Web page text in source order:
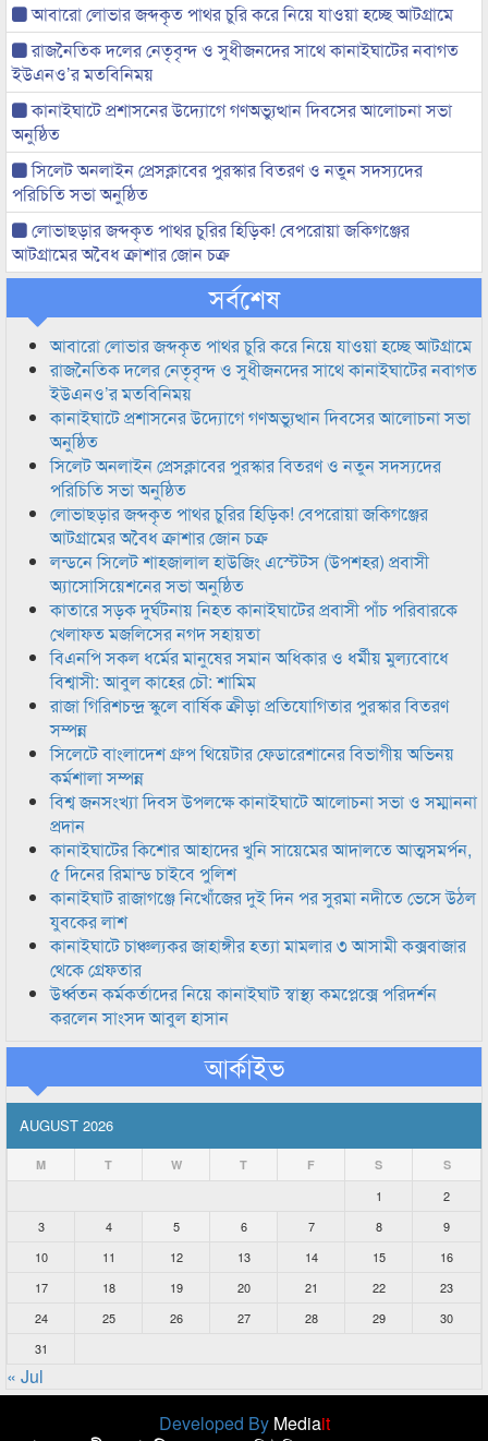
আবারো লোভার জব্দকৃত পাথর চুরি করে নিয়ে যাওয়া হচ্ছে আটগ্রামে
রাজনৈতিক দলের নেতৃবৃন্দ ও সুধীজনদের সাথে কানাইঘাটের নবাগত
ইউএনও’র মতবিনিময়
কানাইঘাটে প্রশাসনের উদ্যোগে গণঅভ্যুত্থান দিবসের আলোচনা সভা
অনুষ্ঠিত
সিলেট অনলাইন প্রেসক্লাবের পুরস্কার বিতরণ ও নতুন সদস্যদের
পরিচিতি সভা অনুষ্ঠিত
লোভাছড়ার জব্দকৃত পাথর চুরির হিড়িক! বেপরোয়া জকিগঞ্জের
আটগ্রামের অবৈধ ক্রাশার জোন চক্র
সর্বশেষ
আবারো লোভার জব্দকৃত পাথর চুরি করে নিয়ে যাওয়া হচ্ছে আটগ্রামে
রাজনৈতিক দলের নেতৃবৃন্দ ও সুধীজনদের সাথে কানাইঘাটের নবাগত
ইউএনও’র মতবিনিময়
কানাইঘাটে প্রশাসনের উদ্যোগে গণঅভ্যুত্থান দিবসের আলোচনা সভা
অনুষ্ঠিত
সিলেট অনলাইন প্রেসক্লাবের পুরস্কার বিতরণ ও নতুন সদস্যদের
পরিচিতি সভা অনুষ্ঠিত
লোভাছড়ার জব্দকৃত পাথর চুরির হিড়িক! বেপরোয়া জকিগঞ্জের
আটগ্রামের অবৈধ ক্রাশার জোন চক্র
লন্ডনে সিলেট শাহজালাল হাউজিং এস্টেটস (উপশহর) প্রবাসী
অ্যাসোসিয়েশনের সভা অনুষ্ঠিত
কাতারে সড়ক দুর্ঘটনায় নিহত কানাইঘাটের প্রবাসী পাঁচ পরিবারকে
খেলাফত মজলিসের নগদ সহায়তা
বিএনপি সকল ধর্মের মানুষের সমান অধিকার ও ধর্মীয় মুল্যবোধে
বিশ্বাসী: আবুল কাহের চৌ: শামিম
রাজা গিরিশচন্দ্র স্কুলে বার্ষিক ক্রীড়া প্রতিযোগিতার পুরস্কার বিতরণ
সম্পন্ন
সিলেটে বাংলাদেশ গ্রুপ থিয়েটার ফেডারেশানের বিভাগীয় অভিনয়
কর্মশালা সম্পন্ন
বিশ্ব জনসংখ্যা দিবস উপলক্ষে কানাইঘাটে আলোচনা সভা ও সম্মাননা
প্রদান
কানাইঘাটের কিশোর আহাদের খুনি সায়েমের আদালতে আত্মসমর্পন,
৫ দিনের রিমান্ড চাইবে পুলিশ
কানাইঘাট রাজাগঞ্জে নিখোঁজের দুই দিন পর সুরমা নদীতে ভেসে উঠল
যুবকের লাশ
কানাইঘাটে চাঞ্চল্যকর জাহাঙ্গীর হত্যা মামলার ৩ আসামী কক্সবাজার
থেকে গ্রেফতার
উর্ধ্বতন কর্মকর্তাদের নিয়ে কানাইঘাট স্বাস্থ্য কমপ্লেক্সে পরিদর্শন
করলেন সাংসদ আবুল হাসান
আর্কাইভ
AUGUST 2026
M T W T F S S
1
2
3
4 5 6 7 8
9
10
11 12 13 14 15
16
17
18 19 20 21 22
23
24
25 26 27 28 29
30
31
« Jul
Developed By Mediait